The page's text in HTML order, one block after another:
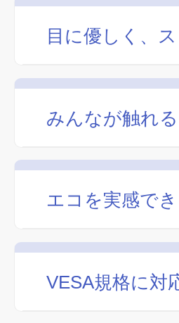
目に優しく、
みんなが触れ
エコを実感で
VESA規格に対